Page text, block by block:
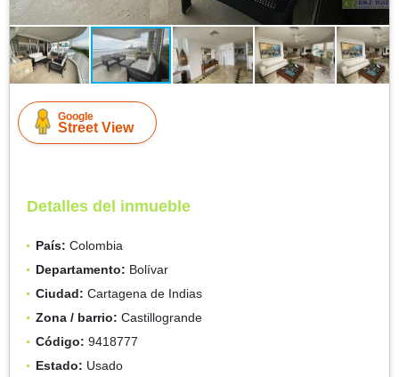
Google
Street View
Detalles del inmueble
País: Colombia
Departamento: Bolívar
Ciudad: Cartagena de Indias
Zona / barrio: Castillogrande
Código: 9418777
Estado: Usado